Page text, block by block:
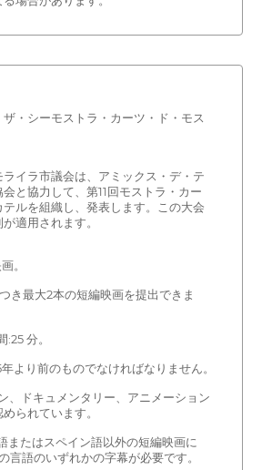
・シーモストラ・カーツ・ド・モス
ライラ市議会は、アミックス・デ・テ
と協力して、第11回モストラ・カー
テルを組織し、発表します。この大会
適用されます。
。
き最大2本の短編映画を提出できま
:25 分。
より前のものでなければなりません。
、ドキュメンタリー、アニメーション
られています。
またはスペイン語以外の短編映画に
言語のいずれかの字幕が必要です。